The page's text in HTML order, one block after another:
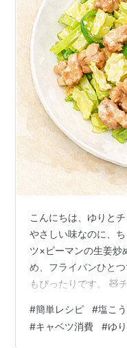
こんにちは、ゆりと
やさしい味なのに、
ツ×ピーマンの生姜炒
め、フライパンひと
もぴったりです。 🧸
人分） ・豚こま肉：
ン：2〜3個・生姜（
#簡単レシピ #塩こ
#キャベツ消費 #ゆ